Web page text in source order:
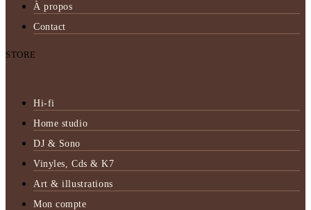
À propos
Contact
STORE
Hi-fi
Home studio
DJ & Sono
Vinyles, Cds & K7
Art & illustrations
Mon compte